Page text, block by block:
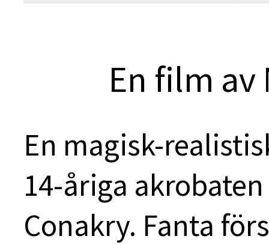
En film
En magisk-
14-åriga
Conakry. Fanta